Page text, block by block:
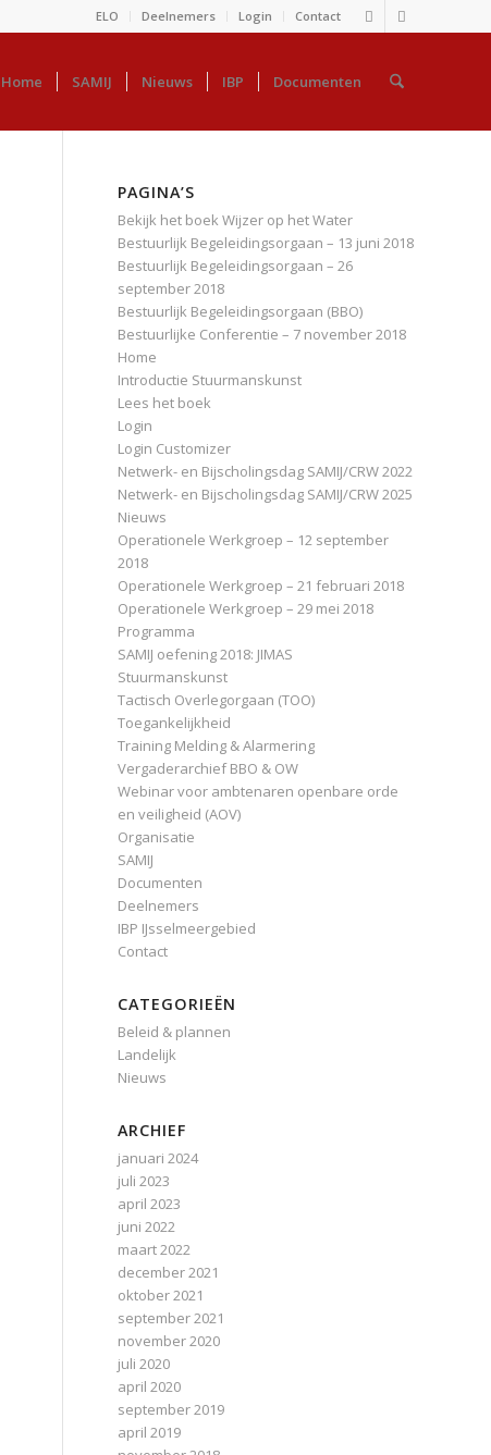
ELO Deelnemers Login Contact
Home SAMIJ Nieuws IBP Documenten
PAGINA’S
Bekijk het boek Wijzer op het Water
Bestuurlijk Begeleidingsorgaan – 13 juni 2018
Bestuurlijk Begeleidingsorgaan – 26
september 2018
Bestuurlijk Begeleidingsorgaan (BBO)
Bestuurlijke Conferentie – 7 november 2018
Home
Introductie Stuurmanskunst
Lees het boek
Login
Login Customizer
Netwerk- en Bijscholingsdag SAMIJ/CRW 2022
Netwerk- en Bijscholingsdag SAMIJ/CRW 2025
Nieuws
Operationele Werkgroep – 12 september
2018
Operationele Werkgroep – 21 februari 2018
Operationele Werkgroep – 29 mei 2018
Programma
SAMIJ oefening 2018: JIMAS
Stuurmanskunst
Tactisch Overlegorgaan (TOO)
Toegankelijkheid
Training Melding & Alarmering
Vergaderarchief BBO & OW
Webinar voor ambtenaren openbare orde
en veiligheid (AOV)
Organisatie
SAMIJ
Documenten
Deelnemers
IBP IJsselmeergebied
Contact
CATEGORIEËN
Beleid & plannen
Landelijk
Nieuws
ARCHIEF
januari 2024
juli 2023
april 2023
juni 2022
maart 2022
december 2021
oktober 2021
september 2021
november 2020
juli 2020
april 2020
september 2019
april 2019